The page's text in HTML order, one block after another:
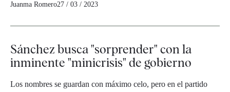
Juanma Romero27 / 03 / 2023
Sánchez busca "sorprender" con la
inminente "minicrisis" de gobierno
Los nombres se guardan con máximo celo, pero en el partido